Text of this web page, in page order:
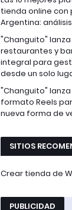
tienda online con
Argentina:
"Changuito"
restaurantes y
integral para
desde un solo
"Changuito"
formato Reels
nueva forma de
SITIOS
Crear tienda de
PUBLICIDAD